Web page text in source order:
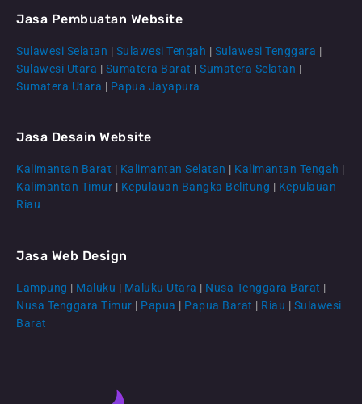
CS Lenteraweb
Jasa Pembuatan Website
Sulawesi Selatan | Sulawesi Tengah | Sulawesi Tenggara |
Sulawesi Utara | Sumatera Barat | Sumatera Selatan |
Sumatera Utara | Papua Jayapura
Jasa Desain Website
Kalimantan Barat | Kalimantan Selatan | Kalimantan Tengah |
Kalimantan Timur | Kepulauan Bangka Belitung | Kepulauan
Riau
Jasa Web Design
Lampung | Maluku | Maluku Utara | Nusa Tenggara Barat |
Nusa Tenggara Timur | Papua | Papua Barat | Riau | Sulawesi
Barat